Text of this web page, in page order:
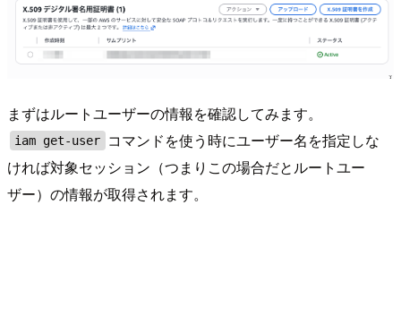
まずはルートユーザーの情報を確認してみます。
iam get-user
コマンドを使う時にユーザー名を指定しな
ければ対象セッション（つまりこの場合だとルートユー
ザー）の情報が取得されます。